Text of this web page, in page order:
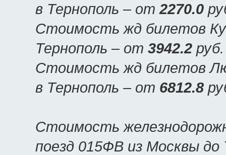
в Тернополь – от2270.0
Стоимость жд билетов
Тернополь – от 3942.2 руб.
Стоимость жд билетов
в Тернополь – от 6812.8
Стоимость
поезд 015ФВ из Москвы